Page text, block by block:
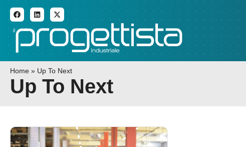
ADDITIVE MANUFACTURING
Home » Up To Next
Up To Next